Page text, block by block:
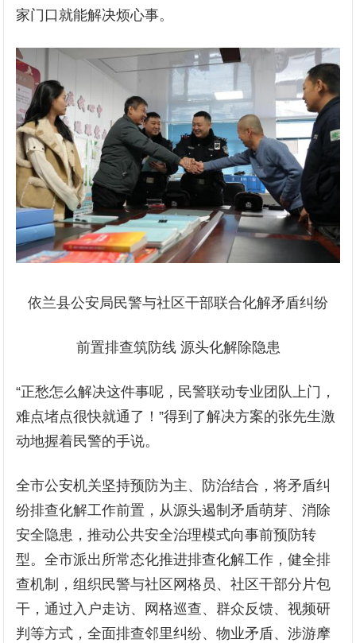
家门口就能解决烦心事。
依兰县公安局民警与社区干部联合化解矛盾纠纷
前置排查筑防线 源头化解除隐患
“正愁怎么解决这件事呢，民警联动专业团队上门，
难点堵点很快就通了！”得到了解决方案的张先生激
动地握着民警的手说。
全市公安机关坚持预防为主、防治结合，将矛盾纠
纷排查化解工作前置，从源头遏制矛盾萌芽、消除
安全隐患，推动公共安全治理模式向事前预防转
型。全市派出所常态化推进排查化解工作，健全排
查机制，组织民警与社区网格员、社区干部分片包
干，通过入户走访、网格巡查、群众反馈、视频研
判等方式，全面排查邻里纠纷、物业矛盾、涉游摩